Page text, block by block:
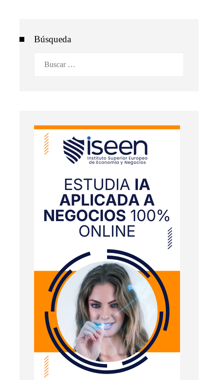
Búsqueda